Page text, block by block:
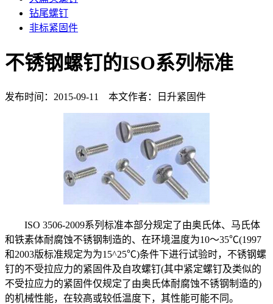
钻尾螺钉
非标紧固件
不锈钢螺钉的ISO系列标准
发布时间：2015-09-11 本文作者：日升紧固件
ISO 3506-2009系列标准本部分规定了由奥氏体、马氏体
和铁素体耐腐蚀不锈钢制造的、在环境温度为10～35℃(1997
和2003版标准规定为为15^25℃)条件下进行试验时，不锈钢螺
钉的不受拉应力的紧固件及自攻螺钉(其中紧定螺钉及类似的
不受拉应力的紧固件仅规定了由奥氏体耐腐蚀不锈钢制造的)
的机械性能，在较高或较低温度下，其性能可能不同。